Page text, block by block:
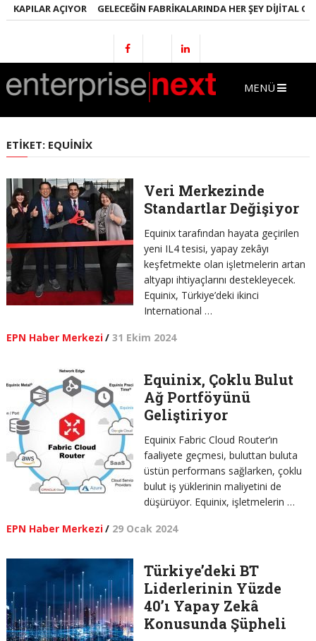
AÇIYOR GELECEĞIN FABRIKALARINDA HER ŞEY DIJITAL
MENÜ
ETIKET: EQUINIX
Veri Merkezinde
Standartlar Değişiyor
Equinix tarafından hayata geçirilen
yeni IL4 tesisi, yapay zekâyı
keşfetmekte olan işletmelerin artan
altyapı ihtiyaçlarını destekleyecek.
Equinix, Türkiye’deki ikinci
International …
EPN Haber Merkezi/ 31 Ekim 2024
Equinix, Çoklu Bulut
Ağ Portföyünü
Geliştiriyor
Equinix Fabric Cloud Router’ın
faaliyete geçmesi, buluttan buluta
üstün performans sağlarken, çoklu
bulut iş yüklerinin maliyetini de
düşürüyor. Equinix, işletmelerin …
EPN Haber Merkezi/ 29 Ocak 2024
Türkiye’deki BT
Liderlerinin Yüzde
40’ı Yapay Zekâ
Konusunda Şüpheli